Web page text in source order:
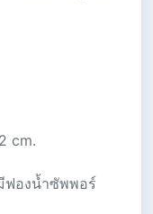
cm.
ฟองน้ำซัพพอร์